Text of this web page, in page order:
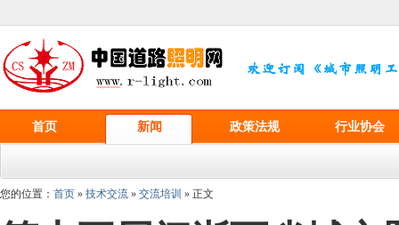
首页 新闻 政策法规 行业协会
您的位置： 首页 » 技术交流 » 交流培训 » 正文